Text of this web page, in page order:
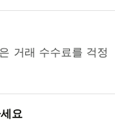
거래 수수료를 걱정
요